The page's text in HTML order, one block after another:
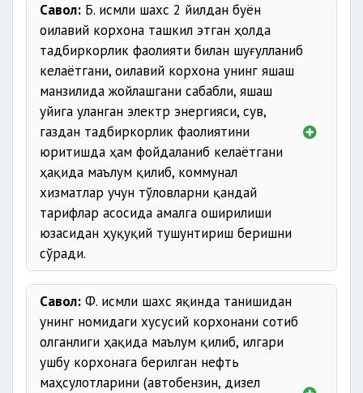
Савол: Б. исмли шахс 2 йилдан буён
оилавий корхона ташкил этган ҳолда
тадбиркорлик фаолияти билан шуғулланиб
келаётгани, оилавий корхона унинг яшаш
манзилида жойлашгани сабабли, яшаш
уйига уланган электр энергияси, сув,
газдан тадбиркорлик фаолиятини
юритишда ҳам фойдаланиб келаётгани
ҳақида маълум қилиб, коммунал
хизматлар учун тўловларни қандай
тарифлар асосида амалга оширилиши
юзасидан ҳуқуқий тушунтириш беришни
сўради.
Савол: Ф. исмли шахс яқинда танишидан
унинг номидаги хусусий корхонани сотиб
олганлиги ҳақида маълум қилиб, илгари
ушбу корхонага берилган нефть
маҳсулотларини (автобензин, дизел